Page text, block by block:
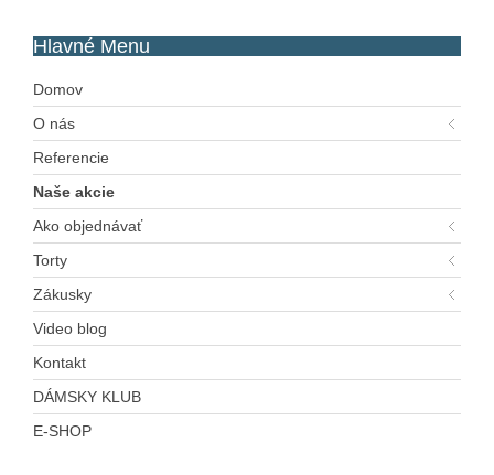
Hlavné Menu
Domov
O nás
Referencie
Naše akcie
Ako objednávať
Torty
Zákusky
Video blog
Kontakt
DÁMSKY KLUB
E-SHOP